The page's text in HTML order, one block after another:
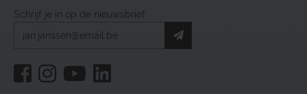
Schrijf je in op de nieuwsbrief